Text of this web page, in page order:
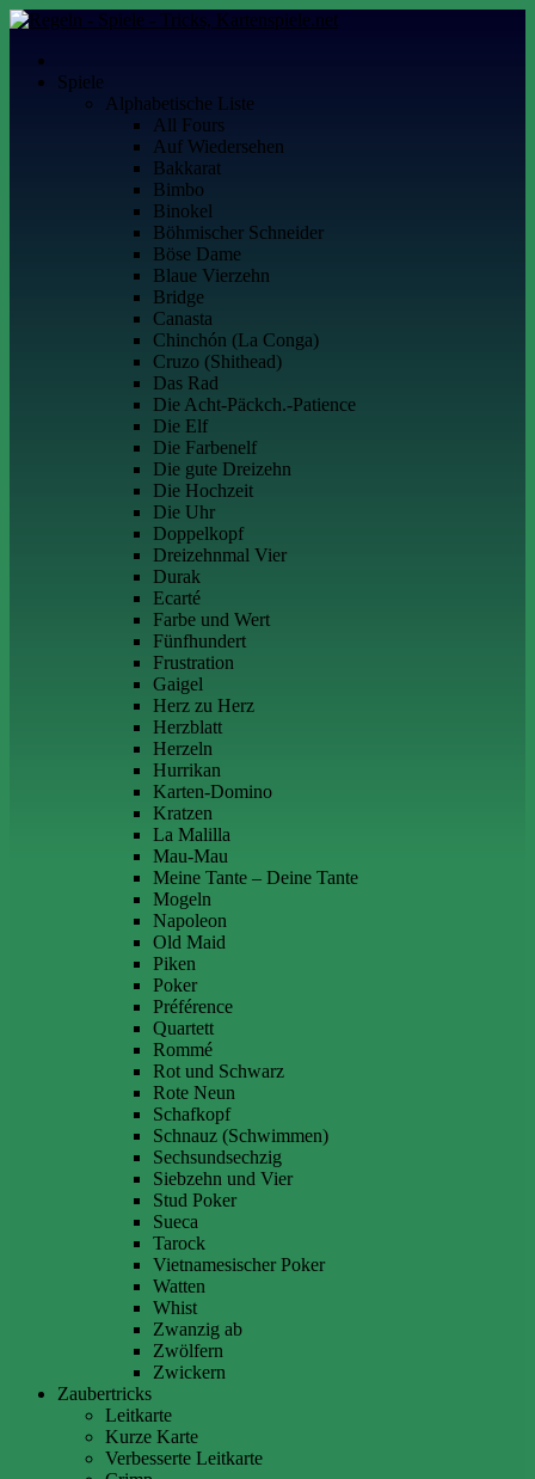
Skip
content
Kartenspiele.net
Alles über Kartenspiele
Spiele
Alphabetische Liste
All Fours
Auf Wiedersehen
Bakkarat
Bimbo
Binokel
Böhmischer Schneider
Böse Dame
Blaue Vierzehn
Bridge
Canasta
Chinchón (La Conga)
Cruzo (Shithead)
Das Rad
Die Acht-Päckch.-Patience
Die Elf
Die Farbenelf
Die gute Dreizehn
Die Hochzeit
Die Uhr
Doppelkopf
Dreizehnmal Vier
Durak
Ecarté
Farbe und Wert
Fünfhundert
Frustration
Gaigel
Herz zu Herz
Herzblatt
Herzeln
Hurrikan
Karten-Domino
Kratzen
La Malilla
Mau-Mau
Meine Tante – Deine Tante
Mogeln
Napoleon
Old Maid
Piken
Poker
Préférence
Quartett
Rommé
Rot und Schwarz
Rote Neun
Schafkopf
Schnauz (Schwimmen)
Sechsundsechzig
Siebzehn und Vier
Stud Poker
Sueca
Tarock
Vietnamesischer Poker
Watten
Whist
Zwanzig ab
Zwölfern
Zwickern
Zaubertricks
Leitkarte
Kurze Karte
Verbesserte Leitkarte